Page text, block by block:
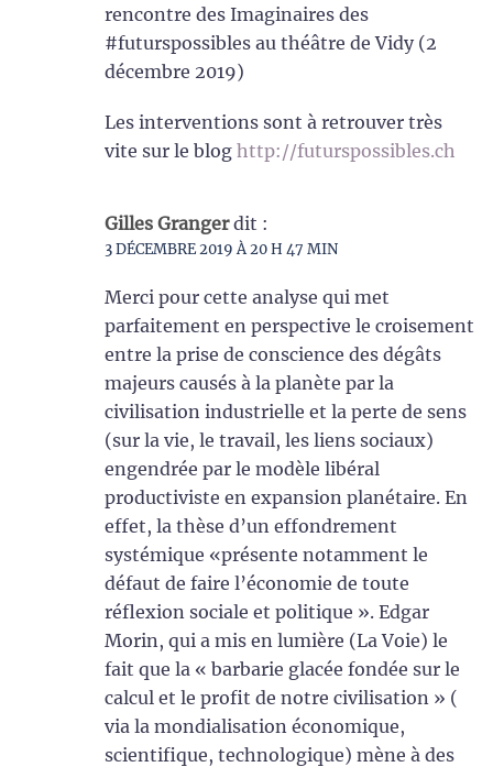
rencontre des Imaginaires des
#futurspossibles au théâtre de Vidy (2
décembre 2019)
Les interventions sont à retrouver très
vite sur le blog http://futurspossibles.ch
Gilles Granger dit :
3 DÉCEMBRE 2019 À 20 H 47 MIN
Merci pour cette analyse qui met
parfaitement en perspective le croisement
entre la prise de conscience des dégâts
majeurs causés à la planète par la
civilisation industrielle et la perte de sens
(sur la vie, le travail, les liens sociaux)
engendrée par le modèle libéral
productiviste en expansion planétaire. En
effet, la thèse d’un effondrement
systémique «présente notamment le
défaut de faire l’économie de toute
réflexion sociale et politique ». Edgar
Morin, qui a mis en lumière (La Voie) le
fait que la « barbarie glacée fondée sur le
calcul et le profit de notre civilisation » (
via la mondialisation économique,
scientifique, technologique) mène à des